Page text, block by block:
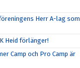
Herr A-lag som
Heid förlänger!
Camp och Pro Camp är